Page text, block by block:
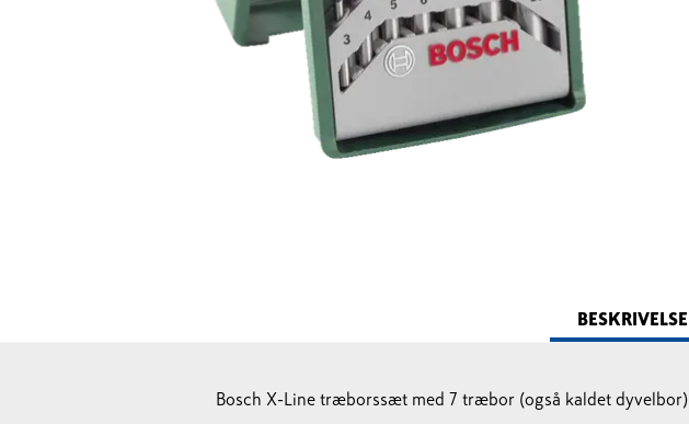
BESKRIVELSE
Bosch X-Line træborssæt med 7 træbor (også kaldet dyvelbor).